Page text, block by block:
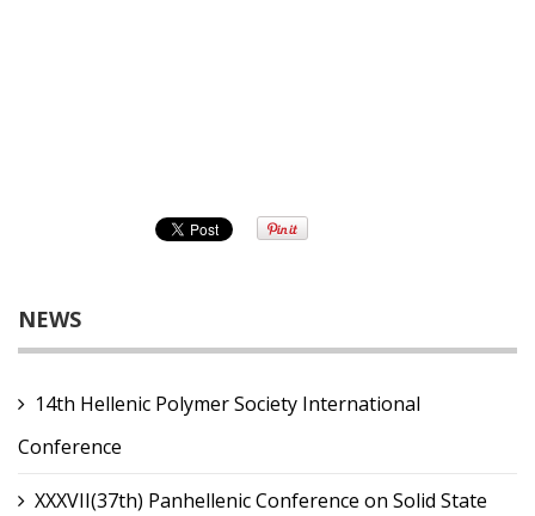
NEWS
14th Hellenic Polymer Society International
Conference
XXXVII(37th) Panhellenic Conference on Solid State